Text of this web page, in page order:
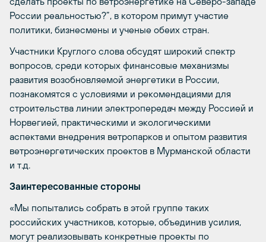
России реальностью?”, в котором примут участие
политики, бизнесмены и ученые обеих стран.
Участники Круглого слова обсудят широкий спектр
вопросов, среди которых финансовые механизмы
развития возобновляемой энергетики в России,
познакомятся с условиями и рекомендациями для
строительства линии электропередач между Россией и
Норвегией, практическими и экологическими
аспектами внедрения ветропарков и опытом развития
ветроэнергетических проектов в Мурманской области
и т.д.
Заинтересованные стороны
«Мы попытались собрать в этой группе таких
российских участников, которые, объединив усилия,
могут реализовывать конкретные проекты по